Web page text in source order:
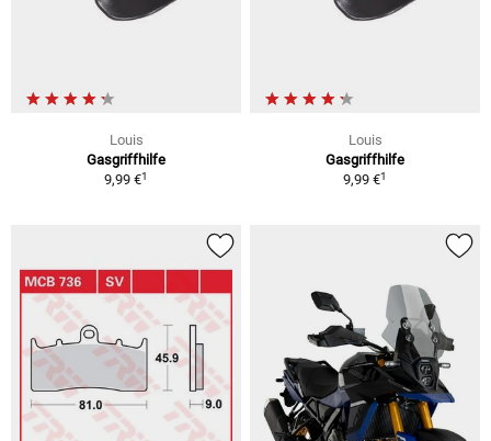
Louis
Gasgriffhilfe
9,99 €1
Louis
Gasgriffhilfe
9,99 €1